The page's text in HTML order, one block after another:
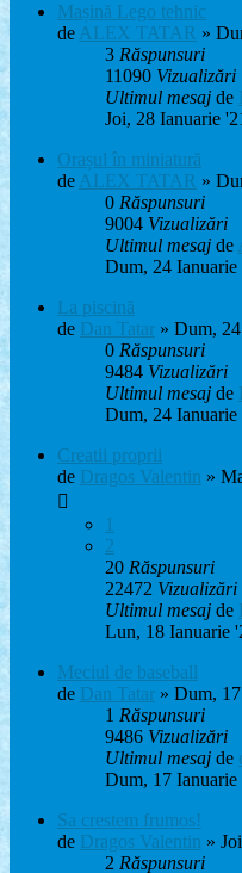
Mașină Lego tehnic
de ALEX TATAR »
3 Răspunsuri
11090 Vizualizări
Ultimul mesaj de
Joi, 28 Ianuarie
Orașul în miniatură
de ALEX TATAR »
0 Răspunsuri
9004 Vizualizări
Ultimul mesaj de
Dum, 24
La piscină
de Dan Tatar » Dum,
0 Răspunsuri
9484 Vizualizări
Ultimul mesaj de
Dum, 24
Creatii proprii
de Dragos Valentin »
1
2
20 Răspunsuri
22472 Vizualizări
Ultimul mesaj de
Lun, 18 Ianuarie
Meciul de baseball
de Dan Tatar » Dum,
1 Răspunsuri
9486 Vizualizări
Ultimul mesaj de
Dum, 17
Sa crestem frumos!
de Dragos Valentin »
2 Răspunsuri